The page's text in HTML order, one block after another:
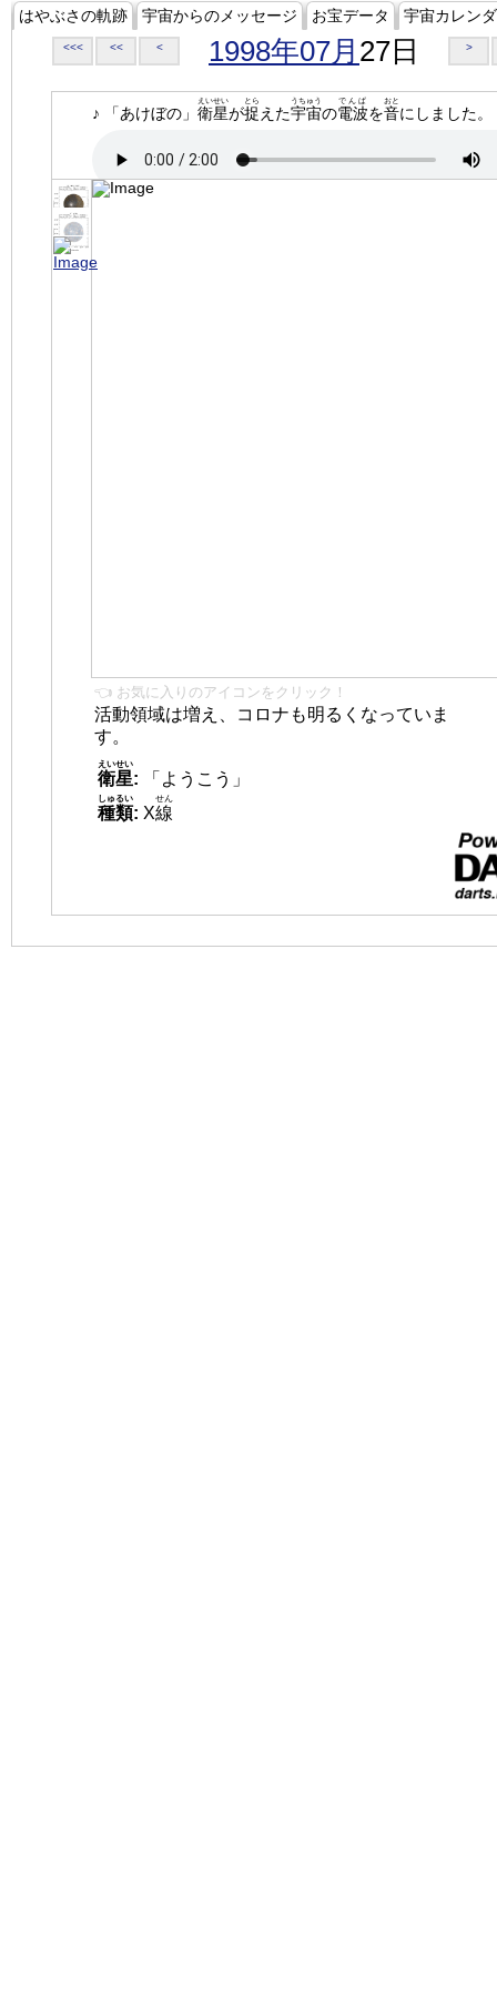
はやぶさの軌跡 宇宙からのメッセージ お宝データ 宇宙カレン
<<< << < 1998年07月 27日 >
♪ 「あけぼの」 衛星
えいせい
が捉
とら
えた宇宙
うちゅう
の電波
でんぱ
を音
おと
にしました。
👈 お気に入りのアイコンをクリック！
活動領域は増え、コロナも明るくなっていま
す。
衛星
えいせい
:
「ようこう」
種類
しゅるい
: X線
せん